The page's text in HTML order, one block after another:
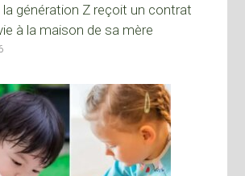
la génération Z reçoit un contrat
à la maison de sa mère